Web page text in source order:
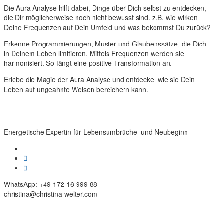
Die Aura Analyse hilft dabei, Dinge über Dich selbst zu entdecken,
die Dir möglicherweise noch nicht bewusst sind. z.B. wie wirken
Deine Frequenzen auf Dein Umfeld und was bekommst Du zurück?
Erkenne Programmierungen, Muster und Glaubenssätze, die Dich
in Deinem Leben limitieren. Mittels Frequenzen werden sie
harmonisiert. So fängt eine positive Transformation an.
Erlebe die Magie der Aura Analyse und entdecke, wie sie Dein
Leben auf ungeahnte Weisen bereichern kann.
Energetische Expertin für Lebensumbrüche und Neubeginn
WhatsApp: +49 172 16 999 88
christina@christina-welter.com